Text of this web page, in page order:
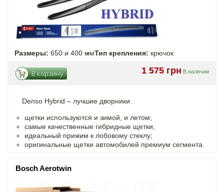
Размеры: 650 и 400 ммТип крепления: крючок
1 575 грн В наличии
В корзину
Denso Hybrid – лучшие дворники.
щетки используются и зимой, и летом;
самые качественные гибридные щетки;
идеальный прижим к лобовому стеклу;
оригинальные щетки автомобилей премиум сегмента.
Bosch Aerotwin